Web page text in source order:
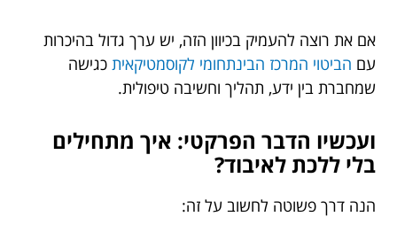
אם את רוצה להעמיק בכיוון הזה, יש ערך גדול בהיכרות
עם הביטוי המרכז הבינתחומי לקוסמטיקאית כגישה
שמחברת בין ידע, תהליך וחשיבה טיפולית.
ועכשיו הדבר הפרקטי: איך מתחילים
בלי ללכת לאיבוד?
הנה דרך פשוטה לחשוב על זה: